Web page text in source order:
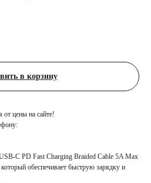
в корзину
от цены на сайте!
C PD Fast Charging Braided Cable 5A Max
обеспечивает быструю зарядку и